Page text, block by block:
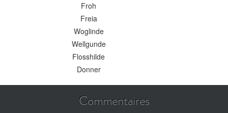
Froh
Freia
Woglinde
Wellgunde
Flosshilde
Donner
Commentaires